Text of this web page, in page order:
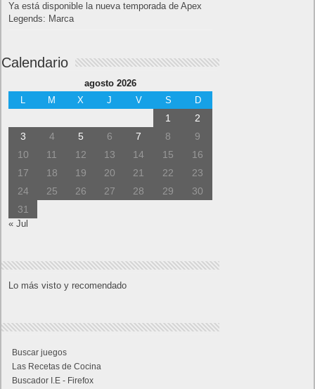
Ya está disponible la nueva temporada de Apex
Legends: Marca
Calendario
agosto 2026
L
M X J V S D
1
2
3
4 5 6 7 8
9
10
11 12 13 14 15
16
17
18 19 20 21 22
23
24
25 26 27 28 29
30
31
« Jul
Lo más visto y recomendado
Buscar juegos
Las Recetas de Cocina
Buscador I.E - Firefox